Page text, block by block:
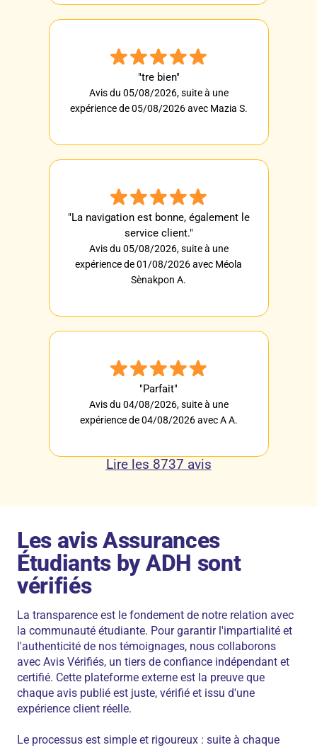
"tre bien"
Avis du 05/08/2026, suite à une
expérience de 05/08/2026 avec Mazia S.
"La navigation est bonne, également le
service client."
Avis du 05/08/2026, suite à une
expérience de 01/08/2026 avec Méola
Sènakpon A.
"Parfait"
Avis du 04/08/2026, suite à une
expérience de 04/08/2026 avec A A.
Lire les 8737 avis
Les avis Assurances
Étudiants by ADH sont
vérifiés
La transparence est le fondement de notre relation avec
la communauté étudiante. Pour garantir l'impartialité et
l'authenticité de nos témoignages, nous collaborons
avec Avis Vérifiés, un tiers de confiance indépendant et
certifié. Cette plateforme externe est la preuve que
chaque avis publié est juste, vérifié et issu d'une
expérience client réelle.
Le processus est simple et rigoureux : suite à chaque